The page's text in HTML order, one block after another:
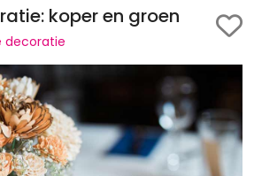
koper en groen
decoratie